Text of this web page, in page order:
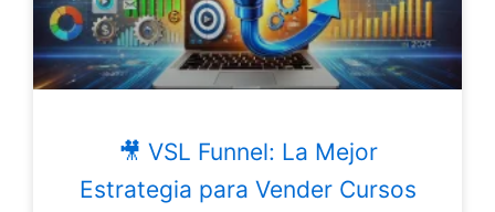
🎥 VSL Funnel: La Mejor
Estrategia para Vender Cursos